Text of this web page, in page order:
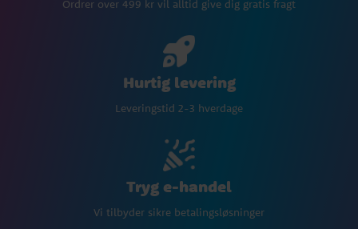
Ordrer over 499 kr vil alltid give dig gratis fragt
Hurtig levering
Leveringstid 2-3 hverdage
Tryg e-handel
Vi tilbyder sikre betalingsløsninger